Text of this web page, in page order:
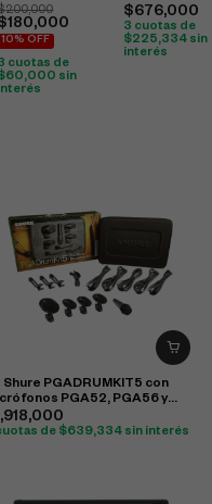
200,000
180,000
10% OFF
cuotas de
60,000 sin
$676,000
3 cuotas de
$225,334sin
interés
Shure PGADRUMKIT5 con
PGA52, PGA56 y
para batería
de $639,334 sin interés